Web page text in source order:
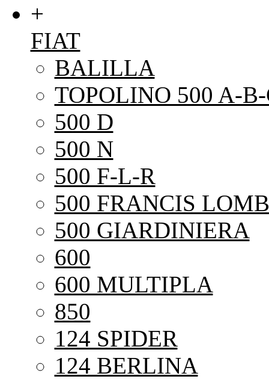
+
FIAT
BALILLA
TOPOLINO 500 A-
500 D
500 N
500 F-L-R
500 FRANCIS
500 GIARDINIERA
600
600 MULTIPLA
850
124 SPIDER
124 BERLINA